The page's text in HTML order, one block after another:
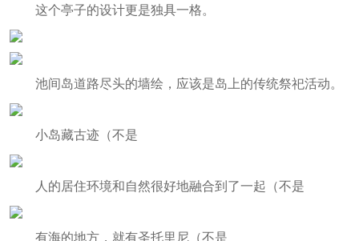
这个亭子的设计更是独具一格。
池间岛道路尽头的墙绘，应该是岛上的传统祭祀活动。
小岛藏古迹（不是
人的居住环境和自然很好地融合到了一起（不是
有海的地方，就有圣托里尼（不是